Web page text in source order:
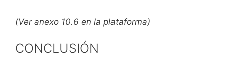
(Ver anexo 10.6 en la plataforma)
CONCLUSIÓN